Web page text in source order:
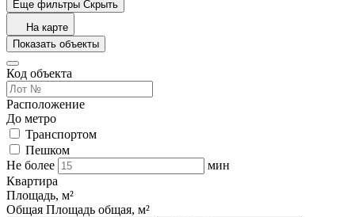
Еще фильтры Скрыть
На карте
Показать объекты
Код объекта
Расположение
До метро
Транспортом
Пешком
Не более
мин
Квартира
Площадь, м²
Общая Площадь общая, м²